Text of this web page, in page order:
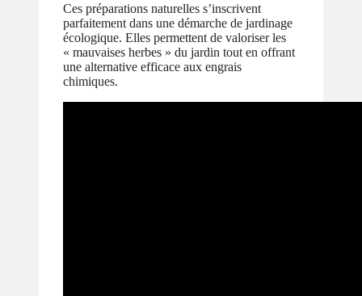
Ces préparations naturelles s’inscrivent
parfaitement dans une démarche de jardinage
écologique. Elles permettent de valoriser les
« mauvaises herbes » du jardin tout en offrant
une alternative efficace aux engrais
chimiques.